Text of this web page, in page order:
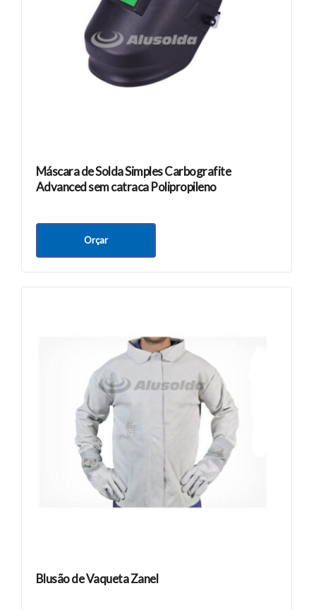
Máscara de Solda Simples Carbografite
Advanced sem catraca Polipropileno
Orçar
Blusão de Vaqueta Zanel